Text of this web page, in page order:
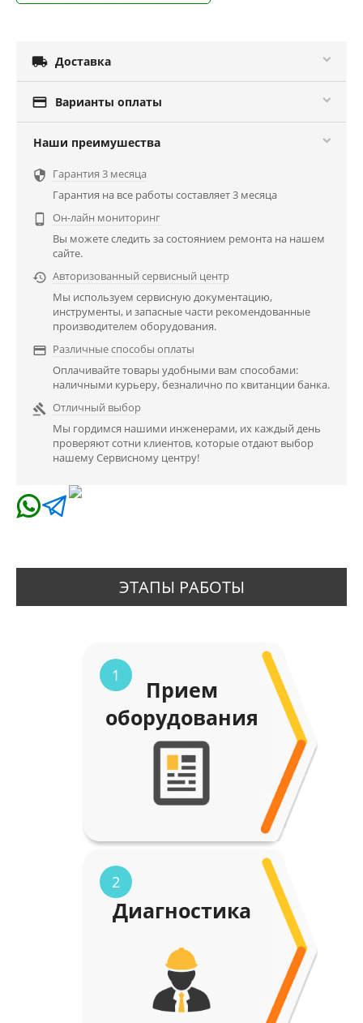
 Доставка
 Варианты оплаты
Наши преимушества
 Гарантия 3 месяца
Гарантия на все работы составляет 3 месяца

Он-лайн мониторинг
Вы можете следить за состоянием ремонта на нашем
сайте.
 Авторизованный сервисный центр
Мы используем сервисную документацию,
инструменты, и запасные части рекомендованные
производителем оборудования.
 Различные способы оплаты
Оплачивайте товары удобными вам способами:
наличными курьеру, безналично по квитанции банка.
 Отличный выбор
Мы гордимся нашими инженерами, их каждый день
проверяют сотни клиентов, которые отдают выбор
нашему Сервисному центру!
ЭТАПЫ РАБОТЫ
1
Прием
оборудования
2
Диагностика